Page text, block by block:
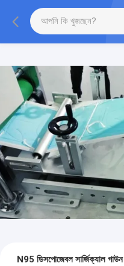
N95 ডিসপোজেবল সার্জিক্যাল গাউন